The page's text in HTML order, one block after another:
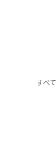
すべて